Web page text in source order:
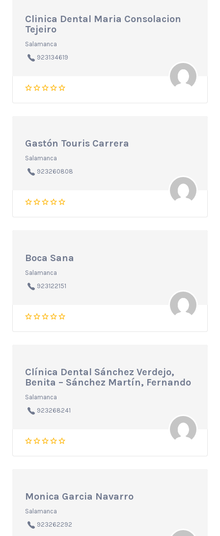
Clinica Dental Maria Consolacion
Tejeiro
Salamanca
923134619
Gastón Touris Carrera
Salamanca
923260808
Boca Sana
Salamanca
923122151
Clínica Dental Sánchez Verdejo,
Benita – Sánchez Martín, Fernando
Salamanca
923268241
Monica Garcia Navarro
Salamanca
923262292